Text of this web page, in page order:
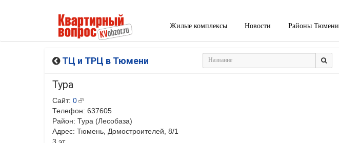
Жилые комплексы Новости Районы Тюмени
ТЦ и ТРЦ в Тюмени
Тура
Сайт: 0
Телефон: 637605
Район: Тура (Лесобаза)
Адрес: Тюмень, Домостроителей, 8/1